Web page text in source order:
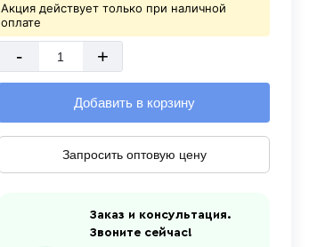
Акция действует только при наличной
оплате
- +
Добавить в корзину
Запросить оптовую цену
Заказ и консультация.
Звоните сейчас!